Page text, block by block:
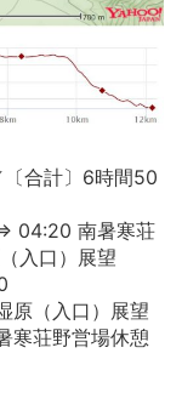
〔合計〕6時間50
04:20 南暑寒荘
入口）展望
原（入口）展望
寒荘野営場休憩